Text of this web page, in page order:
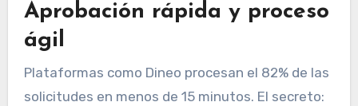
Aprobación rápida y proceso
ágil
Plataformas como Dineo procesan el 82% de las
solicitudes en menos de 15 minutos. El secreto: